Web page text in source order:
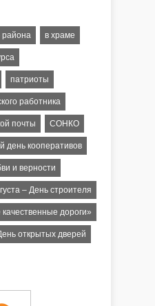
района в храме
патриоты
работника
почты СОНКО
кооперативов
и верности
– День строителя
дороги»
открытых дверей